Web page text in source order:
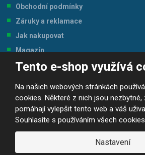
Tento e-shop využívá
Na našich webových stránkách
cookies. Některé z nich jsou
pomáhají vylepšit tento web a váš
Souhlasíte s používáním všech
Nastavení
Obchodní podmínky
Záruky a reklamace
Jak nakupovat
Magazín
Tabulka velikostí
© 2026, JP-SPORT.CZ SPORTOVNÍ POTŘEBY
Prohlášení o přístupnosti |Mapa stránek ||GDPR
VYROBILA